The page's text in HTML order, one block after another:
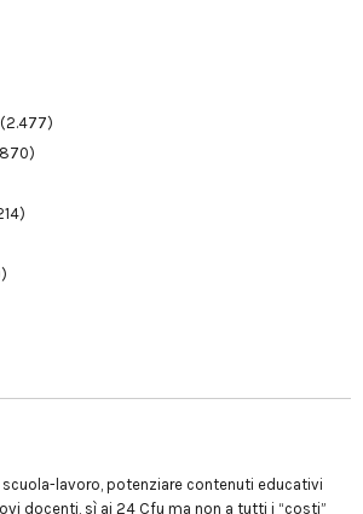
(2.477)
scuola-lavoro, potenziare contenuti educativi
docenti, sì ai 24 Cfu ma non a tutti i “costi”